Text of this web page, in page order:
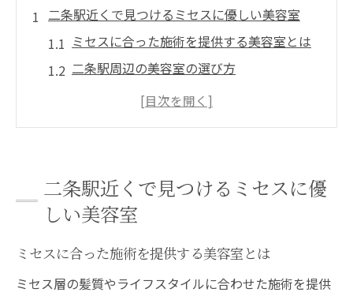
二条駅近くで見つけるミセスに優しい美容室
ミセスに合った施術を提供する美容室とは
二条駅周辺の美容室の選び方
ミセスに人気の個別対応施術
リラックスできる空間作りの秘訣
美容室選びで重要なミセス向けのポイント
ミセスに嬉しいカウンセリングの重要性
年齢に応じたヘアケアのアプローチ
信頼できるスタイリストの見分け方
二条駅近くで見つけるミセスに優
しい美容室
ミセスに合った施術を提供する美容室とは
ミセス層の髪質やライフスタイルに合わせた施術を提供